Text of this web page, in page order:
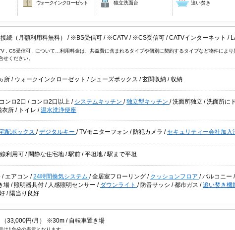
ウォークインクローゼット 独立洗面台 追い焚き
続（月額利用料無料） / ※BS受信可 / ※CATV / ※CS受信可 /CATVインターネット /
, CS受信可 , について…利用料金は、共益費に含まれるタイプや個別に契約するタイプなど物件によ
せください。
所 / ウォークインクローゼット / シューズボックス /玄関収納 /収納
コンロ2口 / コンロ2口以上 / システムキッチン /独立型キッチン /洗面所独立 /洗面所に
衣所 / トイレ /温水洗浄便座
配ボックス /デジタルキー /TVモニターフォン / 防犯カメラ /セキュリティー会社加入
利用可 / 閑静な住宅地 /駅前 /平坦地 /駅まで平坦
/ エアコン /24時間換気システム /全居室フローリング / クッションフロア /バルコニー /
場 / 照明器具付 / 人感照明センサー / ダウンライト / 防音サッシ /都市ガス /追い焚き機
/ 陽当り良好
（33,000円/月） ※30m / 自転車置き場